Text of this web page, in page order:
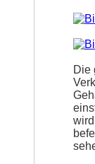
Die